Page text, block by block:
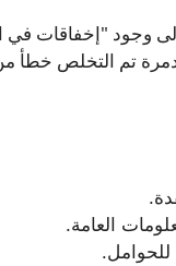
وجود "إخفاقات في
تم التخلص خطأ
العامة.